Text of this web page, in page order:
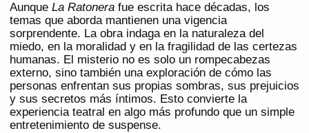
Aunque La Ratonera fue escrita hace décadas, los
temas que aborda mantienen una vigencia
sorprendente. La obra indaga en la naturaleza del
miedo, en la moralidad y en la fragilidad de las certezas
humanas. El misterio no es solo un rompecabezas
externo, sino también una exploración de cómo las
personas enfrentan sus propias sombras, sus prejuicios
y sus secretos más íntimos. Esto convierte la
experiencia teatral en algo más profundo que un simple
entretenimiento de suspense.